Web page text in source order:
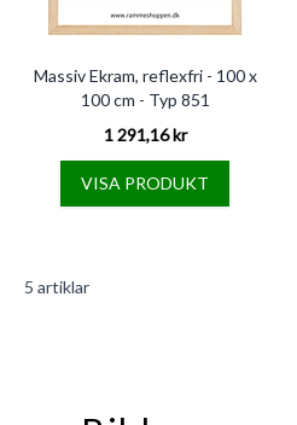
Massiv Ekram, reflexfri - 100 x
100 cm - Typ 851
1 291,16 kr
VISA PRODUKT
5 artiklar